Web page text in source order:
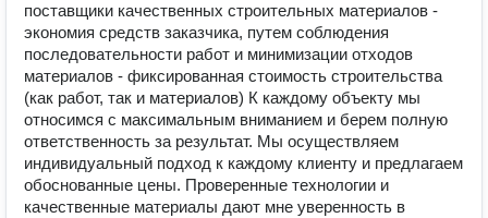
поставщики качественных строительных материалов -
экономия средств заказчика, путем соблюдения
последовательности работ и минимизации отходов
материалов - фиксированная стоимость строительства
(как работ, так и материалов) К каждому объекту мы
относимся с максимальным вниманием и берем полную
ответственность за результат. Мы осуществляем
индивидуальный подход к каждому клиенту и предлагаем
обоснованные цены. Проверенные технологии и
качественные материалы дают мне уверенность в